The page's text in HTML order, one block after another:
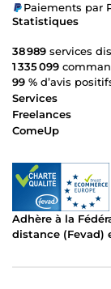
Paiements par
Statistiques
38 989 services
1 335 099
99 % d’avis
Services
Freelances
ComeUp
Adhère à la
distance (Fevad)